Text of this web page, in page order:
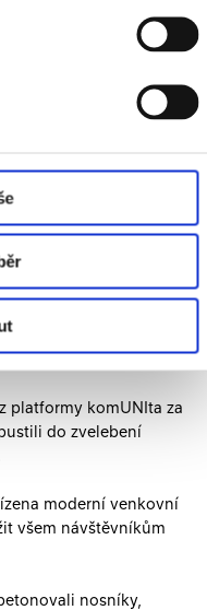
vést k velkým
platformy komUNIta za
do zvelebení
moderní venkovní
všem návštěvníkům
nosníky,